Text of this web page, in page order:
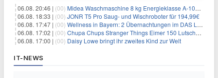
06.08. 20:46 | (00) Midea Waschmaschine 8 kg Energieklasse A-10% 1400 U/Min für 289,97€
06.08. 18:33 | (00) JONR T5 Pro Saug- und Wischroboter für 194,99€
06.08. 17:47 | (00) Wellness in Bayern: 2 Übernachtungen im DAS LUDWIG Sports Resort inkl. HP + Wellness ab 174€ p.P.
06.08. 17:02 | (00) Chupa Chups Stranger Things Eimer 150 Lutscher für 21,95€
06.08. 17:00 | (00) Daisy Lowe bringt ihr zweites Kind zur Welt
IT-NEWS